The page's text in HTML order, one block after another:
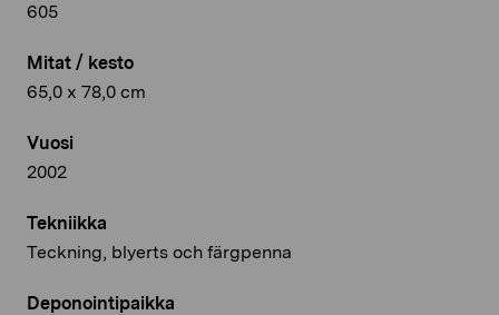
605
Mitat / kesto
65,0 x 78,0 cm
Vuosi
2002
Tekniikka
Teckning, blyerts och färgpenna
Deponointipaikka